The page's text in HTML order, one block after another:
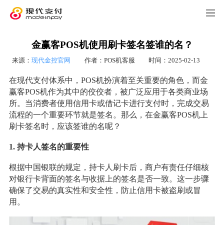
金赢客POS机使用刷卡签名签谁的名？
来源： 现代金控官网 作者：POS机客服 时间：2025-02-13
在现代支付体系中，POS机扮演着至关重要的角色，而金
赢客POS机作为其中的佼佼者，被广泛应用于各类商业场
所。当消费者使用信用卡或借记卡进行支付时，完成交易
流程的一个重要环节就是签名。那么，在金赢客POS机上
刷卡签名时，应该签谁的名呢？
1. 持卡人签名的重要性
根据中国银联的规定，持卡人刷卡后，商户有责任仔细核
对银行卡背面的签名与收据上的签名是否一致。这一步骤
确保了交易的真实性和安全性，防止信用卡被盗刷或冒
用。